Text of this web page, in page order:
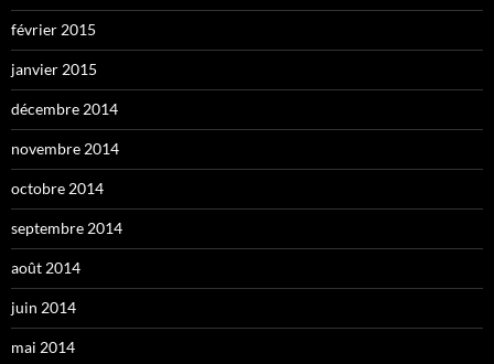
février 2015
janvier 2015
décembre 2014
novembre 2014
octobre 2014
septembre 2014
août 2014
juin 2014
mai 2014